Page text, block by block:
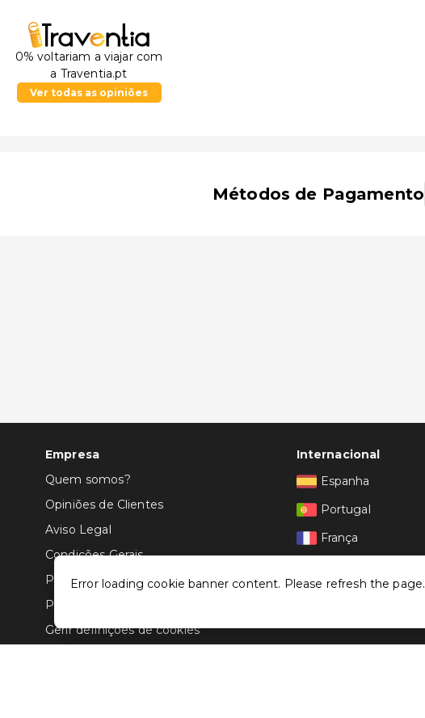
0% voltariam a viajar com
a Traventia.pt
Ver todas as opiniões
Métodos de Pagamento
Empresa
Quem somos?
Opiniões de Clientes
Aviso Legal
Condições Gerais
Politica de Privacidade
Política de Cookies
Gerir definições de cookies
Internacional
Espanha
Portugal
França
Error loading cookie banner content. Please refresh the page.